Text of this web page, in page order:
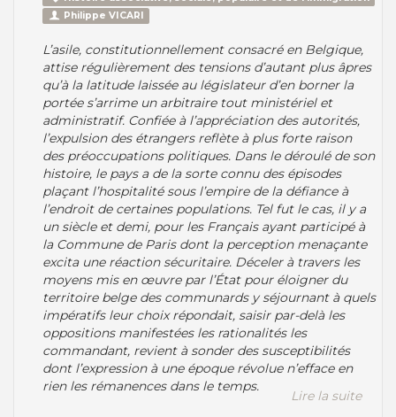
Philippe VICARI
L’asile, constitutionnellement consacré en Belgique,
attise régulièrement des tensions d’autant plus âpres
qu’à la latitude laissée au législateur d’en borner la
portée s’arrime un arbitraire tout ministériel et
administratif. Confiée à l’appréciation des autorités,
l’expulsion des étrangers reflète à plus forte raison
des préoccupations politiques. Dans le déroulé de son
histoire, le pays a de la sorte connu des épisodes
plaçant l’hospitalité sous l’empire de la défiance à
l’endroit de certaines populations. Tel fut le cas, il y a
un siècle et demi, pour les Français ayant participé à
la Commune de Paris dont la perception menaçante
excita une réaction sécuritaire. Déceler à travers les
moyens mis en œuvre par l’État pour éloigner du
territoire belge des communards y séjournant à quels
impératifs leur choix répondait, saisir par-delà les
oppositions manifestées les rationalités les
commandant, revient à sonder des susceptibilités
dont l’expression à une époque révolue n’efface en
rien les rémanences dans le temps.
Lire la suite